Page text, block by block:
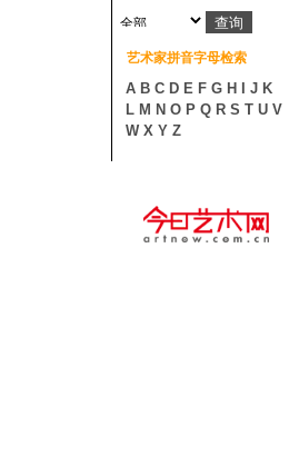
艺术家拼音字母检索
A B C D E F G H J K
L M N O P Q R S T U V
W X Y Z